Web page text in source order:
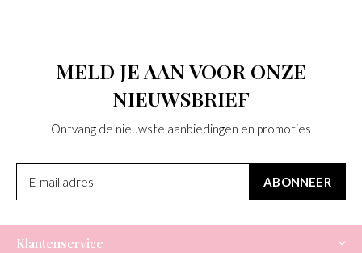
MELD JE AAN VOOR ONZE
NIEUWSBRIEF
Ontvang de nieuwste aanbiedingen en promoties
ABONNEER
Klantenservice